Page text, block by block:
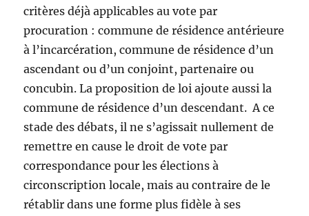
critères déjà applicables au vote par
procuration : commune de résidence antérieure
à l’incarcération, commune de résidence d’un
ascendant ou d’un conjoint, partenaire ou
concubin. La proposition de loi ajoute aussi la
commune de résidence d’un descendant. A ce
stade des débats, il ne s’agissait nullement de
remettre en cause le droit de vote par
correspondance pour les élections à
circonscription locale, mais au contraire de le
rétablir dans une forme plus fidèle à ses